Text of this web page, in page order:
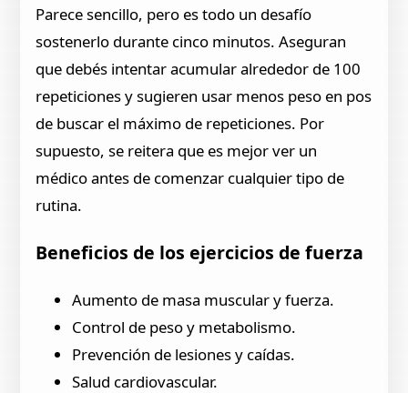
Parece sencillo, pero es todo un desafío
sostenerlo durante cinco minutos. Aseguran
que debés intentar acumular alrededor de 100
repeticiones y sugieren usar menos peso en pos
de buscar el máximo de repeticiones. Por
supuesto, se reitera que es mejor ver un
médico antes de comenzar cualquier tipo de
rutina.
Beneficios de los ejercicios de fuerza
Aumento de masa muscular y fuerza.
Control de peso y metabolismo.
Prevención de lesiones y caídas.
Salud cardiovascular.